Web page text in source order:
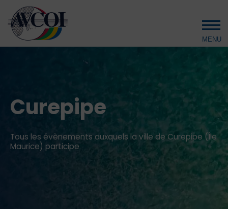
Aller au contenu principal
Curepipe
Tous les évènements auxquels la ville de Curepipe (Île
Maurice) participe